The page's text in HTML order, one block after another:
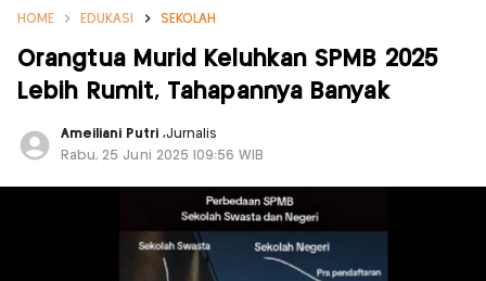
HOME EDUKASI SEKOLAH
Orangtua Murid Keluhkan SPMB 2025
Lebih Rumit, Tahapannya Banyak
Ameiliani Putri ,Jurnalis
Rabu, 25 Juni 2025 |09:56 WIB